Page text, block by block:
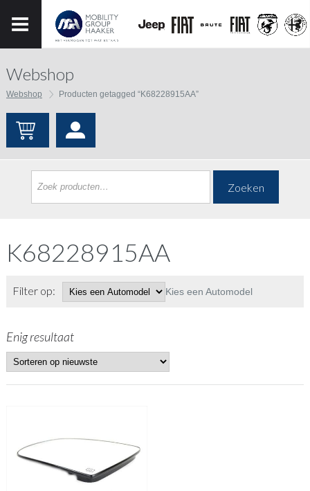
Webshop
Webshop Producten getagged “K68228915AA”
Zoeken
K68228915AA
Filter op: Kies een Automodel
Enig resultaat